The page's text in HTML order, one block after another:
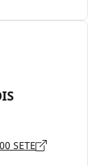
SETE